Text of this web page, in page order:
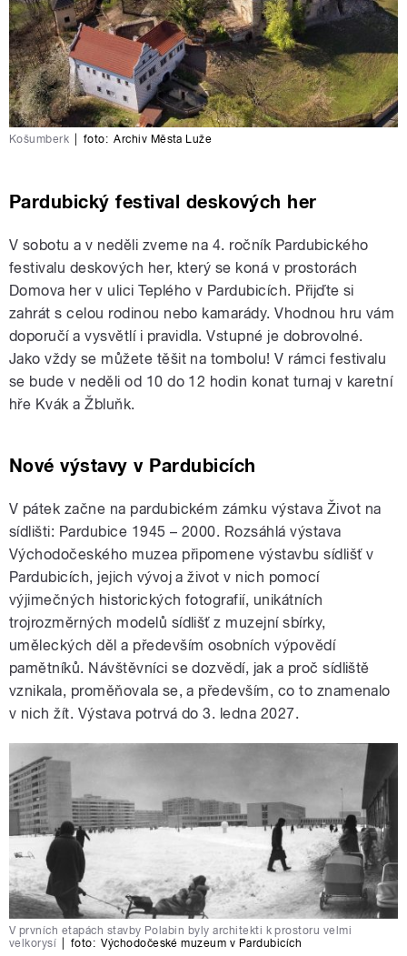
Košumberk foto: Archiv Města Luže
Pardubický festival deskových her
V sobotu a v neděli zveme na 4. ročník Pardubického
festivalu deskových her, který se koná v prostorách
Domova her v ulici Teplého v Pardubicích. Přijďte si
zahrát s celou rodinou nebo kamarády. Vhodnou hru vám
doporučí a vysvětlí i pravidla. Vstupné je dobrovolné.
Jako vždy se můžete těšit na tombolu! V rámci festivalu
se bude v neděli od 10 do 12 hodin konat turnaj v karetní
hře Kvák a Žbluňk.
Nové výstavy v Pardubicích
V pátek začne na pardubickém zámku výstava Život na
sídlišti: Pardubice 1945 – 2000. Rozsáhlá výstava
Východočeského muzea připomene výstavbu sídlišť v
Pardubicích, jejich vývoj a život v nich pomocí
výjimečných historických fotografií, unikátních
trojrozměrných modelů sídlišť z muzejní sbírky,
uměleckých děl a především osobních výpovědí
pamětníků. Návštěvníci se dozvědí, jak a proč sídliště
vznikala, proměňovala se, a především, co to znamenalo
v nich žít. Výstava potrvá do 3. ledna 2027.
V prvních etapách stavby Polabin byly architekti k prostoru velmi
velkorysí
foto: Východočeské muzeum v Pardubicích